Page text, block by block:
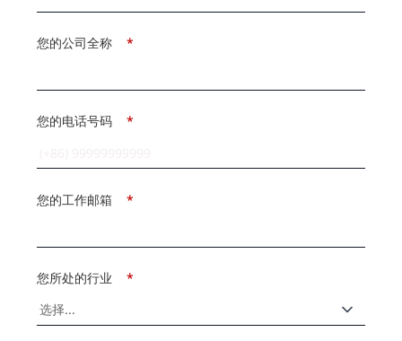
*
您的公司全称
*
您的电话号码
*
您的工作邮箱
*
您所处的行业